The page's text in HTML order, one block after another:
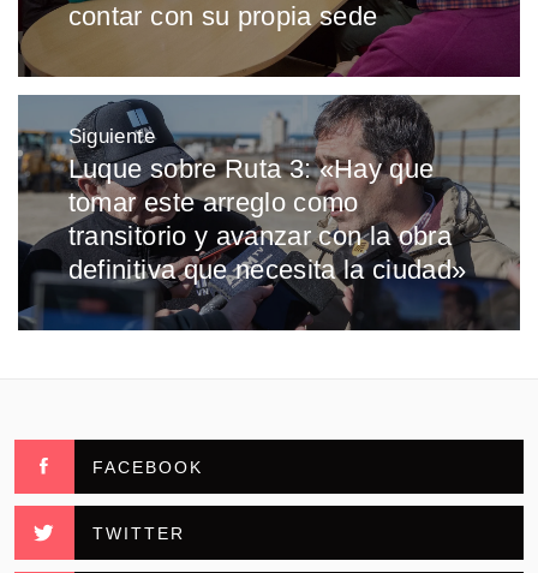
contar con su propia sede
Siguiente
Entrada
siguiente:
Luque sobre Ruta 3: «Hay que
tomar este arreglo como
transitorio y avanzar con la obra
definitiva que necesita la ciudad»
FACEBOOK
TWITTER